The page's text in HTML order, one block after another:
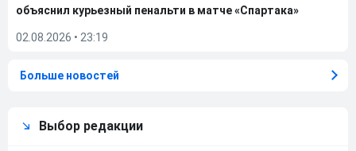
объяснил курьезный пенальти в матче «Спартака»
02.08.2026 • 23:19
Больше новостей
Выбор редакции